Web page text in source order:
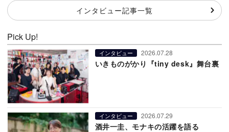
インタビュー記事一覧
Pick Up!
インタビュー 2026.07.28
いきものがかり『tiny desk』舞台裏
インタビュー 2026.07.29
酒井一圭、モナキの活躍を語る